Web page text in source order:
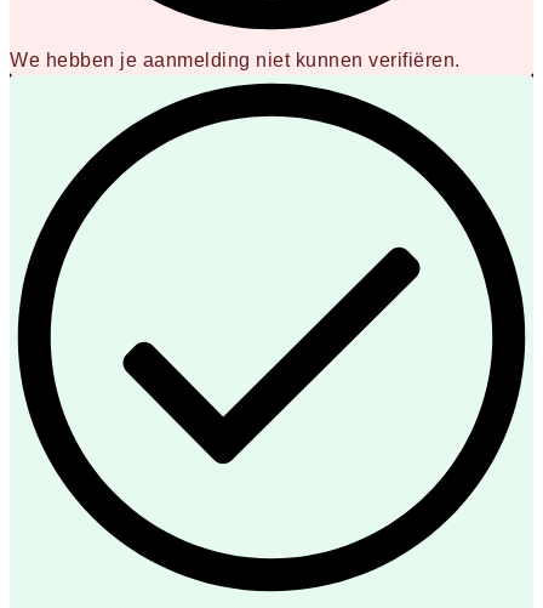
We hebben je aanmelding niet kunnen verifiëren.